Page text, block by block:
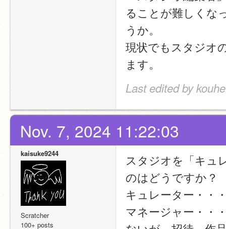
ることが難しくな
うか。
現状でもスタジオ
ます。
Last edited by
Nov. 7, 2024 11:22:03
kaisuke9244
Scratcher
100+ posts
スタジオを「キュ
のはどうですか？
キュレーター・・
マネージャー・・